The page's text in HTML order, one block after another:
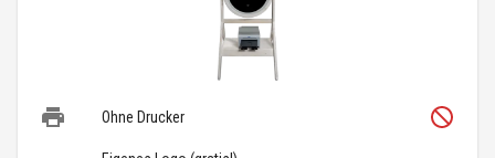
Ohne Drucker